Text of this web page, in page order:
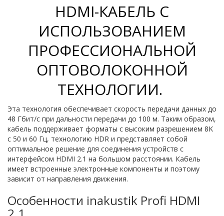
HDMI-КАБЕЛЬ С
ИСПОЛЬЗОВАНИЕМ
ПРОФЕССИОНАЛЬНОЙ
ОПТОВОЛОКОННОЙ
ТЕХНОЛОГИИ.
Эта технология обеспечивает скорость передачи данных до
48 Гбит/с при дальности передачи до 100 м. Таким образом,
кабель поддерживает форматы с высоким разрешением 8K
с 50 и 60 Гц, технологию HDR и представляет собой
оптимальное решение для соединения устройств с
интерфейсом HDMI 2.1 на большом расстоянии. Кабель
имеет встроенные электронные компоненты и поэтому
зависит от направления движения.
Особенности inakustik Profi HDMI